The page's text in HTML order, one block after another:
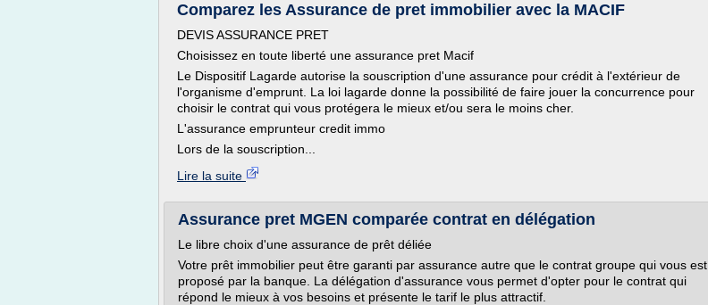
Comparez les Assurance de pret immobilier avec la MACIF
DEVIS ASSURANCE PRET
Choisissez en toute liberté une assurance pret Macif
Le Dispositif Lagarde autorise la souscription d'une assurance pour crédit à l'extérieur de
l'organisme d'emprunt. La loi lagarde donne la possibilité de faire jouer la concurrence pour
choisir le contrat qui vous protégera le mieux et/ou sera le moins cher.
L'assurance emprunteur credit immo
Lors de la souscription...
Lire la suite
Assurance pret MGEN comparée contrat en délégation
Le libre choix d'une assurance de prêt déliée
Votre prêt immobilier peut être garanti par assurance autre que le contrat groupe qui vous est
proposé par la banque. La délégation d'assurance vous permet d'opter pour le contrat qui
répond le mieux à vos besoins et présente le tarif le plus attractif.